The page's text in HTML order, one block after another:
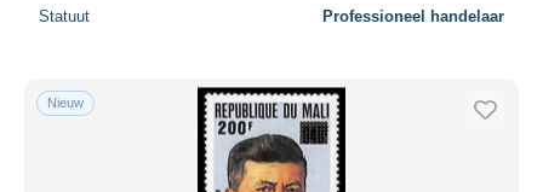
Statuut Professioneel handelaar
Nieuw